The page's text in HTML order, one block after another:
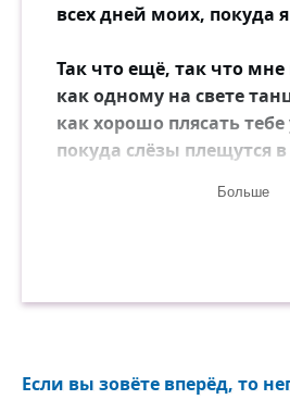
всех дней моих, покуда
Так что ещё, так что мне
как одному на свете
как хорошо плясать
покуда слёзы плещутся
Всё мальчиком по
ты кружишься сквозь
так выбери с чем жизнь
Больше
Если вы зовёте вперёд, то